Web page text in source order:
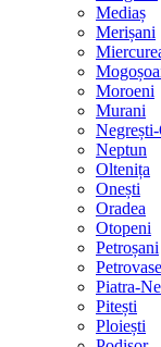
Mediaș
Merișani
Moroeni
Murani
Neptun
Oltenița
Onești
Oradea
Otopeni
Petroșani
Piatra-
Pitești
Ploiești